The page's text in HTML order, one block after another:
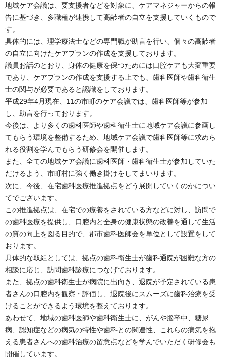
地域ケア会議は、要支援者などを対象に、ケアマネジャーからの報
告に基づき、多職種が連携して高齢者の自立を支援していくもので
す。
具体的には、理学療法士などの専門職が助言を行い、個々の高齢者
の自立に向けたケアプランの作成を支援しております。
議員お話のとおり、身体の健康を保つためには口腔ケアも大変重要
であり、ケアプランの作成を支援する上でも、歯科医師や歯科衛生
士の関与が必要であると認識をしております。
平成29年4月現在、11の市町のケア会議では、歯科医師等が参加
し、助言を行っております。
今後は、より多くの歯科医師や歯科衛生士に地域ケア会議に参画し
てもらう環境を整備するため、地域ケア会議で歯科医師等に求めら
れる役割を学んでもらう研修会を開催します。
また、全ての地域ケア会議に歯科医師・歯科衛生士が参加していた
だけるよう、市町村に強く働き掛けをしてまいります。
次に、今後、在宅歯科医療推進拠点をどう展開していくのかについ
てでございます。
この推進拠点は、在宅での療養をされている方などに対し、訪問で
の歯科医療を提供し、口腔内と全身の健康状態の改善を通して生活
の質の向上を図る目的で、郡市歯科医師会を単位として設置をして
おります。
具体的な取組としては、拠点の歯科衛生士が歯科通院が困難な方の
相談に応じ、訪問歯科診療につなげております。
また、拠点の歯科衛生士が病院に出向き、退院が予定されている患
者さんの口腔内を観察・評価し、退院後にスムーズに歯科治療を受
けることができるよう環境を整えております。
あわせて、地域の歯科医師や歯科衛生士に、がんや脳卒中、糖尿
病、認知症などの病気の特性や歯科との関連性、これらの病気を抱
える患者さんへの歯科治療の留意点などを学んでいただく研修会も
開催しています。